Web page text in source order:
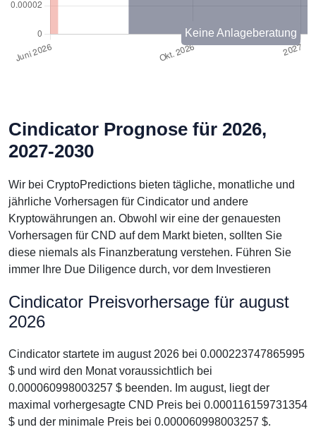
Keine Anlageberatung
Cindicator Prognose für 2026,
2027-2030
Wir bei CryptoPredictions bieten tägliche, monatliche und
jährliche Vorhersagen für Cindicator und andere
Kryptowährungen an. Obwohl wir eine der genauesten
Vorhersagen für CND auf dem Markt bieten, sollten Sie
diese niemals als Finanzberatung verstehen. Führen Sie
immer Ihre Due Diligence durch, vor dem Investieren
Cindicator Preisvorhersage für august
2026
Cindicator startete im august 2026 bei 0.000223747865995
$ und wird den Monat voraussichtlich bei
0.000060998003257 $ beenden. Im august, liegt der
maximal vorhergesagte CND Preis bei 0.000116159731354
$ und der minimale Preis bei 0.000060998003257 $.